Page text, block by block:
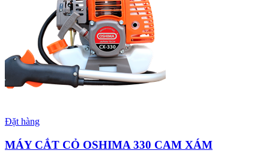
Đặt hàng
MÁY CẮT CỎ OSHIMA 330 CAM XÁM